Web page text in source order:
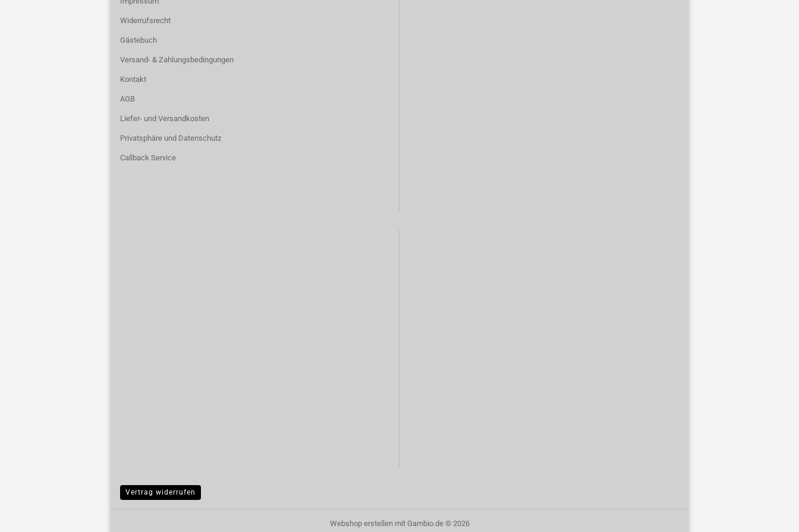
Widerrufsrecht
Gästebuch
Versand- & Zahlungsbedingungen
Kontakt
AGB
Liefer- und Versandkosten
Privatsphäre und Datenschutz
Callback Service
Vertrag widerrufen
Webshop erstellenmit Gambio.de © 2026